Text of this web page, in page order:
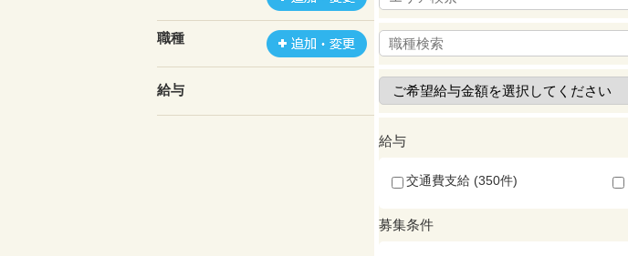
職種
給与
給与
交通費支給 (350件)
募集条件